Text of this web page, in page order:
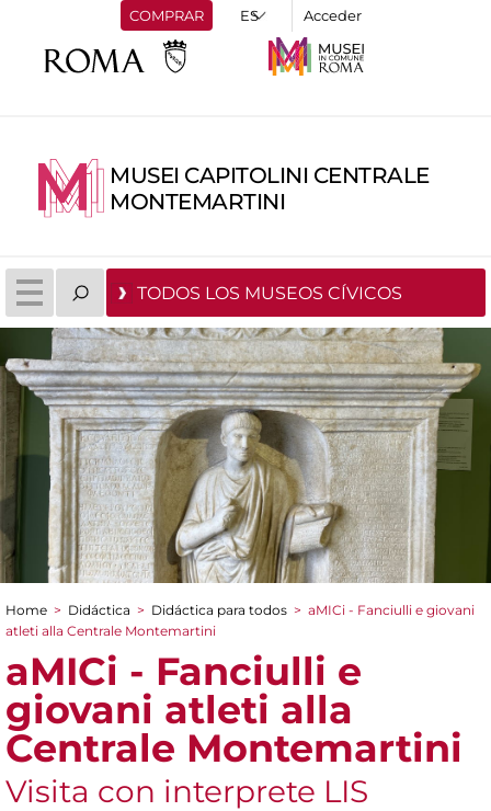
COMPRAR Acceder
MUSEI CAPITOLINI CENTRALE
MONTEMARTINI
TODOS LOS MUSEOS CÍVICOS
You are here
Home > Didáctica > Didáctica para todos > aMICi - Fanciulli e giovani
atleti alla Centrale Montemartini
aMICi - Fanciulli e
giovani atleti alla
Centrale Montemartini
Visita con interprete LIS